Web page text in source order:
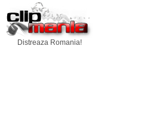
Distreaza Romania!